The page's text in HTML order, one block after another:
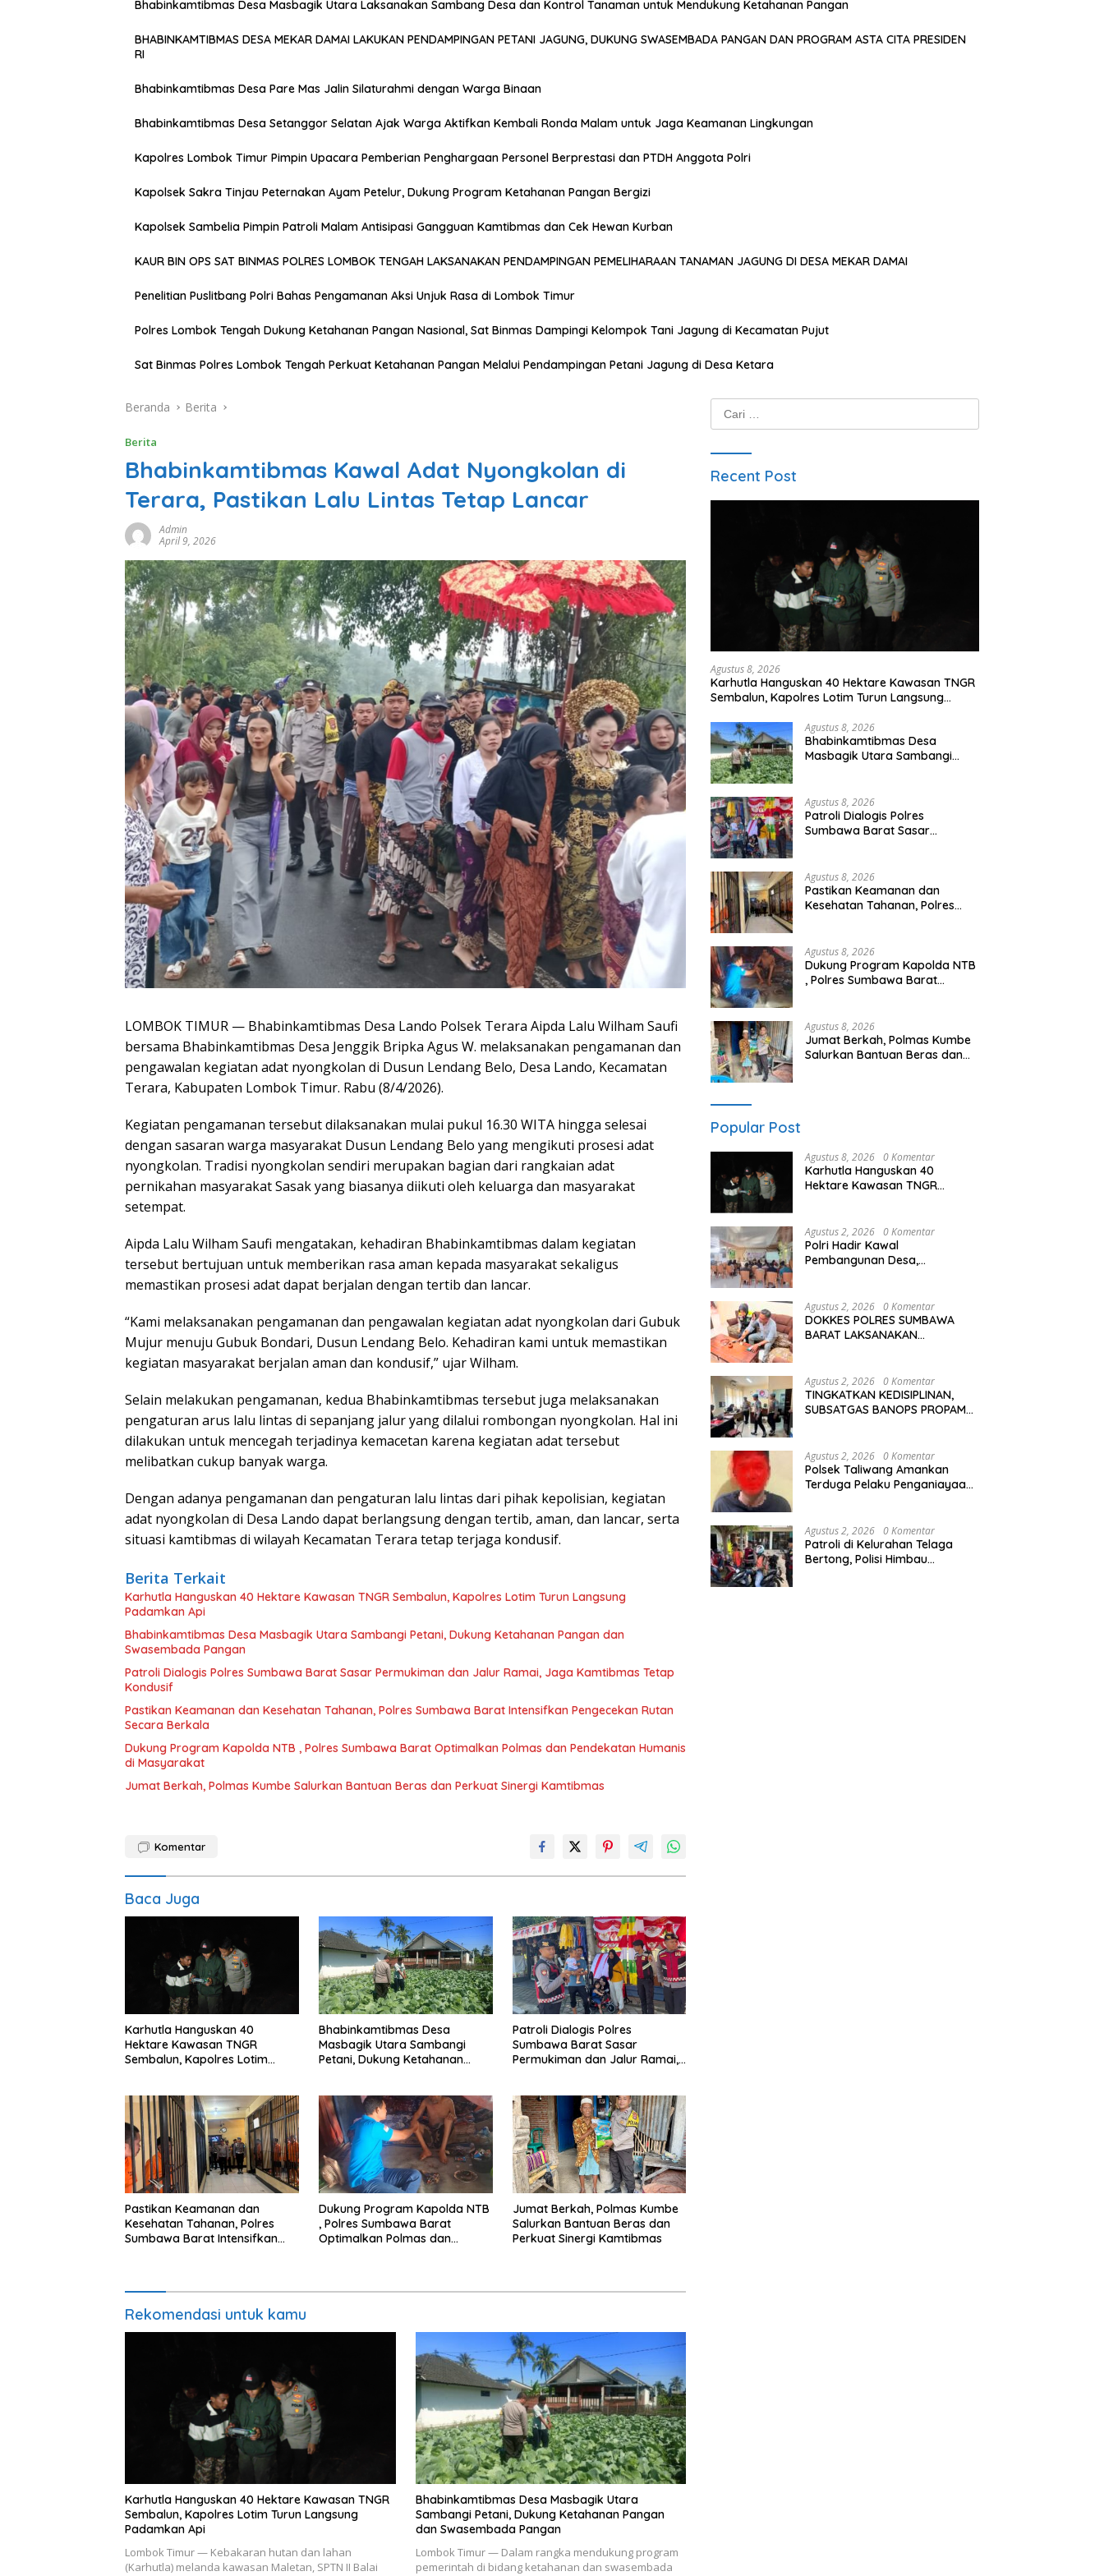
Bhabinkamtibmas Desa Masbagik Utara Laksanakan Sambang Desa dan Kontrol Tanaman untuk Mendukung Ketahanan Pangan
BHABINKAMTIBMAS DESA MEKAR DAMAI LAKUKAN PENDAMPINGAN PETANI JAGUNG, DUKUNG SWASEMBADA PANGAN DAN PROGRAM ASTA CITA PRESIDEN
RI
Bhabinkamtibmas Desa Pare Mas Jalin Silaturahmi dengan Warga Binaan
Bhabinkamtibmas Desa Setanggor Selatan Ajak Warga Aktifkan Kembali Ronda Malam untuk Jaga Keamanan Lingkungan
Kapolres Lombok Timur Pimpin Upacara Pemberian Penghargaan Personel Berprestasi dan PTDH Anggota Polri
Kapolsek Sakra Tinjau Peternakan Ayam Petelur, Dukung Program Ketahanan Pangan Bergizi
Kapolsek Sambelia Pimpin Patroli Malam Antisipasi Gangguan Kamtibmas dan Cek Hewan Kurban
KAUR BIN OPS SAT BINMAS POLRES LOMBOK TENGAH LAKSANAKAN PENDAMPINGAN PEMELIHARAAN TANAMAN JAGUNG DI DESA MEKAR DAMAI
Penelitian Puslitbang Polri Bahas Pengamanan Aksi Unjuk Rasa di Lombok Timur
Polres Lombok Tengah Dukung Ketahanan Pangan Nasional, Sat Binmas Dampingi Kelompok Tani Jagung di Kecamatan Pujut
Sat Binmas Polres Lombok Tengah Perkuat Ketahanan Pangan Melalui Pendampingan Petani Jagung di Desa Ketara
Beranda Berita
Berita
Bhabinkamtibmas Kawal Adat Nyongkolan di
Terara, Pastikan Lalu Lintas Tetap Lancar
Admin
April 9, 2026
LOMBOK TIMUR — Bhabinkamtibmas Desa Lando Polsek Terara Aipda Lalu Wilham Saufi
bersama Bhabinkamtibmas Desa Jenggik Bripka Agus W. melaksanakan pengamanan dan
pengawalan kegiatan adat nyongkolan di Dusun Lendang Belo, Desa Lando, Kecamatan
Terara, Kabupaten Lombok Timur. Rabu (8/4/2026).
Kegiatan pengamanan tersebut dilaksanakan mulai pukul 16.30 WITA hingga selesai
dengan sasaran warga masyarakat Dusun Lendang Belo yang mengikuti prosesi adat
nyongkolan. Tradisi nyongkolan sendiri merupakan bagian dari rangkaian adat
pernikahan masyarakat Sasak yang biasanya diikuti oleh keluarga dan masyarakat
setempat.
Aipda Lalu Wilham Saufi mengatakan, kehadiran Bhabinkamtibmas dalam kegiatan
tersebut bertujuan untuk memberikan rasa aman kepada masyarakat sekaligus
memastikan prosesi adat dapat berjalan dengan tertib dan lancar.
“Kami melaksanakan pengamanan dan pengawalan kegiatan adat nyongkolan dari Gubuk
Mujur menuju Gubuk Bondari, Dusun Lendang Belo. Kehadiran kami untuk memastikan
kegiatan masyarakat berjalan aman dan kondusif,” ujar Wilham.
Selain melakukan pengamanan, kedua Bhabinkamtibmas tersebut juga melaksanakan
pengaturan arus lalu lintas di sepanjang jalur yang dilalui rombongan nyongkolan. Hal ini
dilakukan untuk mencegah terjadinya kemacetan karena kegiatan adat tersebut
melibatkan cukup banyak warga.
Dengan adanya pengamanan dan pengaturan lalu lintas dari pihak kepolisian, kegiatan
adat nyongkolan di Desa Lando dapat berlangsung dengan tertib, aman, dan lancar, serta
situasi kamtibmas di wilayah Kecamatan Terara tetap terjaga kondusif.
Berita Terkait
Karhutla Hanguskan 40 Hektare Kawasan TNGR Sembalun, Kapolres Lotim Turun Langsung
Padamkan Api
Bhabinkamtibmas Desa Masbagik Utara Sambangi Petani, Dukung Ketahanan Pangan dan
Swasembada Pangan
Patroli Dialogis Polres Sumbawa Barat Sasar Permukiman dan Jalur Ramai, Jaga Kamtibmas Tetap
Kondusif
Pastikan Keamanan dan Kesehatan Tahanan, Polres Sumbawa Barat Intensifkan Pengecekan Rutan
Secara Berkala
Dukung Program Kapolda NTB , Polres Sumbawa Barat Optimalkan Polmas dan Pendekatan Humanis
di Masyarakat
Jumat Berkah, Polmas Kumbe Salurkan Bantuan Beras dan Perkuat Sinergi Kamtibmas
Komentar
Baca Juga
Karhutla Hanguskan 40
Hektare Kawasan TNGR
Sembalun, Kapolres Lotim
Bhabinkamtibmas Desa
Masbagik Utara Sambangi
Petani, Dukung Ketahanan
Patroli Dialogis Polres
Sumbawa Barat Sasar
Permukiman dan Jalur Ramai,
Pastikan Keamanan dan
Kesehatan Tahanan, Polres
Sumbawa Barat Intensifkan
Dukung Program Kapolda NTB
, Polres Sumbawa Barat
Optimalkan Polmas dan
Jumat Berkah, Polmas Kumbe
Salurkan Bantuan Beras dan
Perkuat Sinergi Kamtibmas
Rekomendasi untuk kamu
Karhutla Hanguskan 40 Hektare Kawasan TNGR
Sembalun, Kapolres Lotim Turun Langsung
Padamkan Api
Lombok Timur — Kebakaran hutan dan lahan
(Karhutla) melanda kawasan Maletan, SPTN II Balai
Bhabinkamtibmas Desa Masbagik Utara
Sambangi Petani, Dukung Ketahanan Pangan
dan Swasembada Pangan
Lombok Timur — Dalam rangka mendukung program
pemerintah di bidang ketahanan dan swasembada
Cari
untuk:
Recent Post
Agustus 8, 2026
Karhutla Hanguskan 40 Hektare Kawasan TNGR
Sembalun, Kapolres Lotim Turun Langsung
Agustus 8, 2026
Bhabinkamtibmas Desa
Masbagik Utara Sambangi
Pangan
Agustus 8, 2026
Patroli Dialogis Polres
Sumbawa Barat Sasar
Kondusif
Agustus 8, 2026
Pastikan Keamanan dan
Kesehatan Tahanan, Polres
Berkala
Agustus 8, 2026
Dukung Program Kapolda NTB
, Polres Sumbawa Barat
Masyarakat
Agustus 8, 2026
Jumat Berkah, Polmas Kumbe
Salurkan Bantuan Beras dan
Popular Post
Agustus 8, 2026 0 Komentar
Karhutla Hanguskan 40
Hektare Kawasan TNGR
Agustus 2, 2026 0 Komentar
Polri Hadir Kawal
Pembangunan Desa,
Agustus 2, 2026 0 Komentar
DOKKES POLRES SUMBAWA
BARAT LAKSANAKAN
2026
Agustus 2, 2026 0 Komentar
TINGKATKAN KEDISIPLINAN,
SUBSATGAS BANOPS PROPAM
2026
Agustus 2, 2026 0 Komentar
Polsek Taliwang Amankan
Terduga Pelaku Penganiayaan
Agustus 2, 2026 0 Komentar
Patroli di Kelurahan Telaga
Bertong, Polisi Himbau